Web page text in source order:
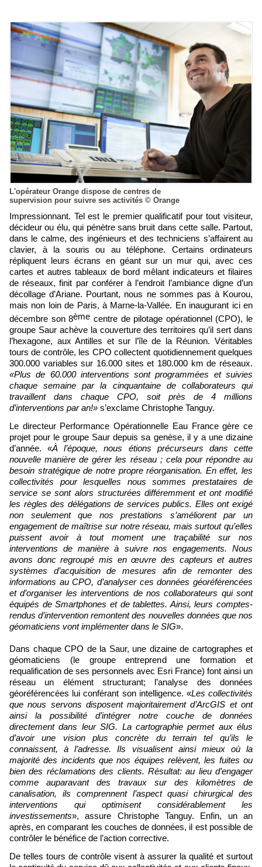
L'opérateur Orange dispose de centres de
supervision pour suivre ses activités © Orange
Impressionnant. Tel est le premier qualificatif pour tout visiteur,
décideur ou élu, qui pénètre sans bruit dans cette salle. Partout,
dans le calme, des ingénieurs et des techniciens s’affairent au
clavier, à la souris ou au téléphone. Certains ordinateurs
répliquent leurs écrans en géant sur un mur qui, avec ces
cartes et autres tableaux de bord mêlant indicateurs et filaires
de réseaux, finit par conférer à l’endroit l’ambiance digne d’un
décollage d’Ariane. Pourtant, nous ne sommes pas à Kourou,
mais non loin de Paris, à Marne-la-Vallée. En inaugurant ici en
décembre son 8ème centre de pilotage opérationnel (CPO), le
groupe Saur achève la couverture des territoires qu’il sert dans
l’hexagone, aux Antilles et sur l’île de la Réunion. Véritables
tours de contrôle, les CPO collectent quotidiennement quelques
300.000 variables sur 16.000 sites et 180.000 km de réseaux.
«Plus de 60.000 interventions sont programmées et suivies
chaque semaine par la cinquantaine de collaborateurs qui
travaillent dans chaque CPO, soit près de 4 millions
d’interventions par an!» s’exclame Christophe Tanguy.
Le directeur Performance Opérationnelle Eau France gère ce
projet pour le groupe Saur depuis sa genèse, il y a une dizaine
d’année. «À l’époque, nous étions précurseurs dans cette
nouvelle manière de gérer les réseau ; cela pour répondre au
besoin stratégique de notre propre réorganisation. En effet, les
collectivités pour lesquelles nous sommes prestataires de
service se sont alors structurées différemment et ont modifié
les règles des délégations de services publics. Elles ont exigé
non seulement que nos prestations s’améliorent par un
engagement de maîtrise sur notre réseau, mais surtout qu’elles
puissent avoir à tout moment une traçabilité sur nos
interventions de manière à suivre nos engagements. Nous
avons donc regroupé mis en œuvre des capteurs et autres
systèmes d’acquisition de mesures afin de remonter des
informations au CPO, d’analyser ces données géoréférencées
et d’organiser les interventions de nos collaborateurs qui sont
équipés de Smartphones et de tablettes. Ainsi, leurs comptes-
rendus d’intervention remontent des nouvelles données que nos
géomaticiens vont implémenter dans le SIG».
Dans chaque CPO de la Saur, une dizaine de cartographes et
géomaticiens (le groupe entreprend une formation et
requalification de ses personnels avec Esri France) font ainsi un
réseau un élément structurant; l’analyse des données
géoréférencées lui conférant son intelligence. «Les collectivités
que nous servons disposent majoritairement d’ArcGIS et ont
ainsi la possibilité d’intégrer notre couche de données
directement dans leur SIG. La cartographie permet aux élus
d’avoir une vision plus concrète du terrain tel qu’ils le
connaissent, à l’adresse. Ils visualisent ainsi mieux où la
majorité des incidents que nos équipes relèvent, les fuites ou
bien des réclamations des clients. Résultat: au lieu d’engager
comme auparavant des travaux sur des kilomètres de
canalisation, ils comprennent l’aspect quasi chirurgical des
interventions qui optimisent considérablement les
investissements», assure Christophe Tanguy. Enfin, un an
après, en comparant les couches de données, il est possible de
contrôler le bénéfice de l’action corrective.
De telles tours de contrôle visent à assurer la qualité et surtout